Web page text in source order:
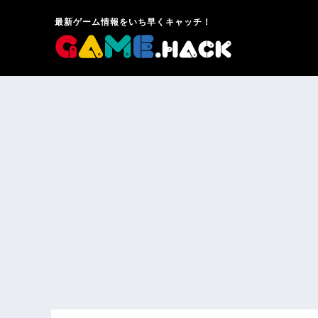
最新ゲーム情報をいち早くキャッチ！